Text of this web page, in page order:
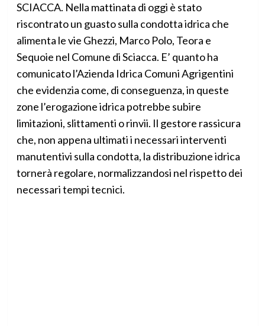
SCIACCA. Nella mattinata di oggi è stato
riscontrato un guasto sulla condotta idrica che
alimenta le vie Ghezzi, Marco Polo, Teora e
Sequoie nel Comune di Sciacca. E’ quanto ha
comunicato l’Azienda Idrica Comuni Agrigentini
che evidenzia come, di conseguenza, in queste
zone l’erogazione idrica potrebbe subire
limitazioni, slittamenti o rinvii. Il gestore rassicura
che, non appena ultimati i necessari interventi
manutentivi sulla condotta, la distribuzione idrica
tornerà regolare, normalizzandosi nel rispetto dei
necessari tempi tecnici.